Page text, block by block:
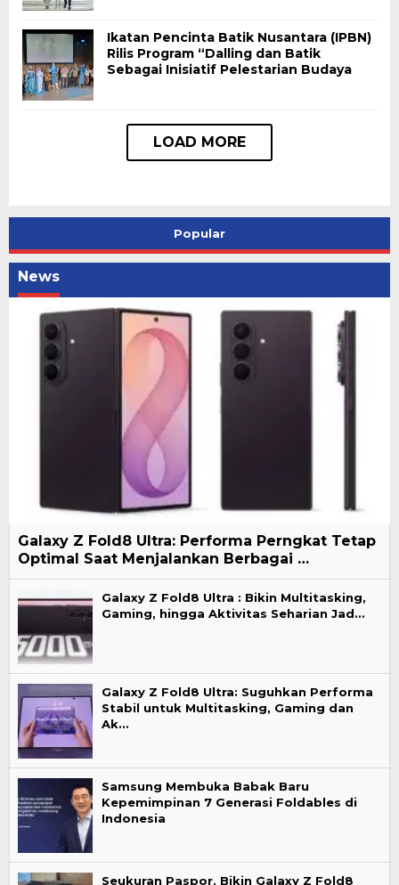
Ikatan Pencinta Batik Nusantara (IPBN)
Rilis Program “Dalling dan Batik
Sebagai Inisiatif Pelestarian Budaya
Popular
News
Galaxy Z Fold8 Ultra: Performa Perngkat Tetap
Optimal Saat Menjalankan Berbagai …
Galaxy Z Fold8 Ultra : Bikin Multitasking,
Gaming, hingga Aktivitas Seharian Jad…
Galaxy Z Fold8 Ultra: Suguhkan Performa
Stabil untuk Multitasking, Gaming dan
Ak…
Samsung Membuka Babak Baru
Kepemimpinan 7 Generasi Foldables di
Indonesia
Seukuran Paspor, Bikin Galaxy Z Fold8